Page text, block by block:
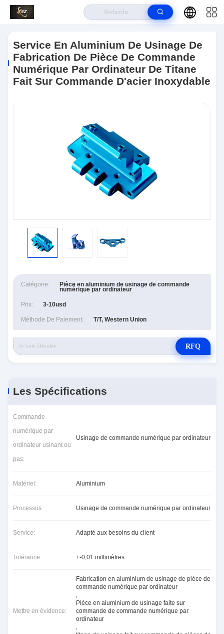
Commande Numérique Par Ordinateur > Service En Aluminium De
Usinage De Fabrication De Pièce De Commande Numérique Par Ordinateur
De Titane Fait Sur Commande D'acier Inoxydable
Service En Aluminium De Usinage De
Fabrication De Pièce De Commande
Numérique Par Ordinateur De Titane
Fait Sur Commande D'acier Inoxydable
Catégorie: Pièce en aluminium de usinage de commande
numérique par ordinateur
Prix: 3-10usd
Méthode De Paiement: T/T, Western Union
RFQ
Les Spécifications
Commande
numérique par
ordinateur usinant ou
pas:
Usinage de commande numérique par ordinateur
Matériel: Aluminium
Processus: Usinage de commande numérique par ordinateur
Service: Adapté aux besoins du client
Tolérance: +-0,01 millimètres
Mettre en évidence:
Fabrication en aluminium de usinage de pièce de
commande numérique par ordinateur
,
Pièce en aluminium de usinage faite sur
commande de commande numérique par
ordinateur
,